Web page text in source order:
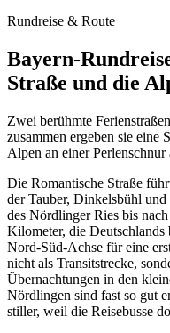
Rundreise & Route
Bayern-
Straße und die
Zwei berühmte
zusammen ergeben sie eine
Alpen an einer Perlenschnur
Die Romantische Straße
der Tauber, Dinkelsbühl
des Nördlinger Ries bis
Kilometer, die Deutschlands
Nord-Süd-Achse für eine
nicht als Transitstrecke,
Übernachtungen in den
Nördlingen sind fast so gut
stiller, weil die Reisebusse